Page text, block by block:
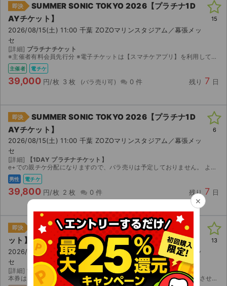
即決
SUMMER SONIC TOKYO 2026【プラチナ1D
AYチケット】
2026/08/15(土) 11:00 千葉 ZOZOマリンスタジアム／幕張メッ
セ
[詳細] プラチナチケット
※主催者有料会員先行分 ※電子チケットは【スマチケアプリ】を利用してのご入場となりますので、アプリのダウンロードをお願い致します。 ダウンロード期間になりましたら、取引連絡へスマチケ受取用Ｕ...
主催者 電チケ
39,000 円/枚 3 枚 0 件 残り 7 日
15
即決
SUMMER SONIC TOKYO 2026【プラチナ1D
AYチケット】
2026/08/15(土) 11:00 千葉 ZOZOマリンスタジアム／幕張メッ
セ
[詳細]
【1DAY プラチナチケット】
e+での親チケ分配になりますので、バラ売りは予定しておりません。 よろしくお願いします。
男性 電チケ
39,800 円/枚 2 枚 0 件 残り 7 日
6
即決
SUMMER SONIC TOKYO 2026【1DAYチケ
ット】
2026/08/15(土) 11:00 千葉 ZOZOマリンスタジアム／幕張メッ
セ
[詳細] 15日 1day +朝イチ整理券付き(マリンL）
本券は8日の発券、朝イチ整理券は12日発券となります。迅速に対応させていただきますが、台風等の郵送トラブルも想定されますので、関東圏の方の購入を希望致します。レターパックにて発送です。８／６日追...
13
×